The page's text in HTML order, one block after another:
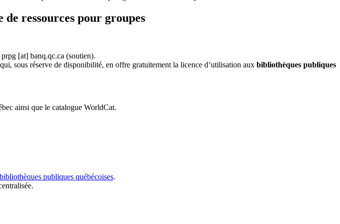
ressources pour groupes
prpg [at] banq.qc.ca (soutien).
sous réserve de disponibilité, en offre gratuitement la licence d’utilisation aux bibliothèques publiques
ainsi que le catalogue WorldCat.
publiques québécoises.